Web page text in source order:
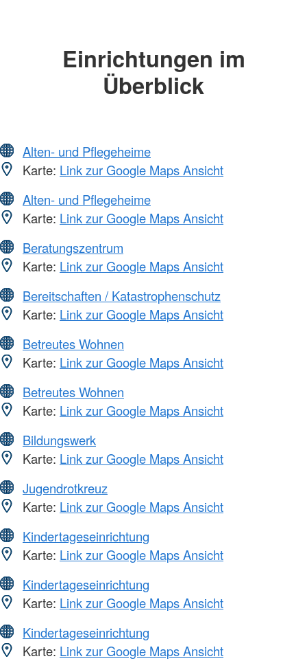
Einrichtungen im
Überblick
Alten- und Pflegeheime
Karte: Link zur Google Maps Ansicht
Alten- und Pflegeheime
Karte: Link zur Google Maps Ansicht
Beratungszentrum
Karte: Link zur Google Maps Ansicht
Bereitschaften / Katastrophenschutz
Karte: Link zur Google Maps Ansicht
Betreutes Wohnen
Karte: Link zur Google Maps Ansicht
Betreutes Wohnen
Karte: Link zur Google Maps Ansicht
Bildungswerk
Karte: Link zur Google Maps Ansicht
Jugendrotkreuz
Karte: Link zur Google Maps Ansicht
Kindertageseinrichtung
Karte: Link zur Google Maps Ansicht
Kindertageseinrichtung
Karte: Link zur Google Maps Ansicht
Kindertageseinrichtung
Karte: Link zur Google Maps Ansicht